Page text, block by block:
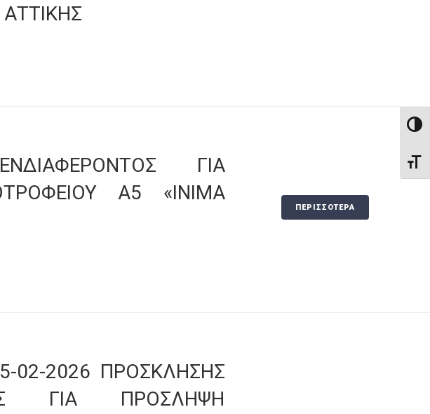
ΓΙΑ
Α5 «ΙΝΙΜΑ
ΠΕΡΙΣΣΟΤΕΡΑ
02-2026 ΠΡΟΣΚΛΗΣΗΣ
ΓΙΑ ΠΡΟΣΛΗΨΗ